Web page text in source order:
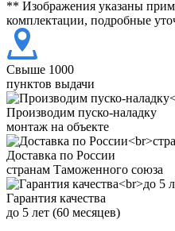
** Изображения указаны
комплектации, подробные
Свыше 1000
пунктов выдачи
Производим пуско-наладку
монтаж на объекте
Доставка по России
странам Таможенного союза
Гарантия качества
до 5 лет (60 месяцев)